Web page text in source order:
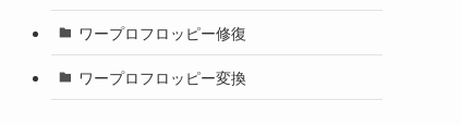
ワープロフロッピー修復
ワープロフロッピー変換